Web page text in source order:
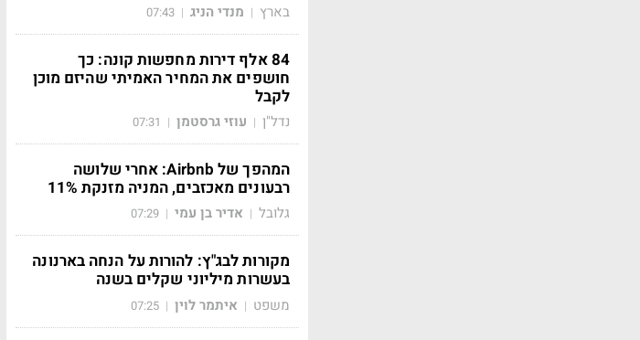
בארץ | מנדי הניג |
07:43
84 אלף דירות מחפשות קונה: כך
חושפים את המחיר האמיתי שהיזם מוכן
לקבל
נדל"ן | עוזי גרסטמן |
07:31
המהפך של Airbnb: אחרי שלושה
רבעונים מאכזבים, המניה מזנקת 11%
גלובל | אדיר בן עמי |
07:29
מקורות לבג"ץ: להורות על הנחה בארנונה
בעשרות מיליוני שקלים בשנה
משפט | איתמר לוין |
07:25